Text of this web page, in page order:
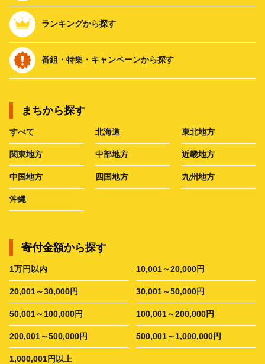
ランキングから探す
番組・特集・キャンペーンから探す
まちから探す
すべて 北海道 東北地方
関東地方 中部地方 近畿地方
中国地方 四国地方 九州地方
沖縄
寄付金額から探す
1万円以内 10,001～20,000円
20,001～30,000円 30,001～50,000円
50,001～100,000円 100,001～200,000円
200,001～500,000円 500,001～1,000,000円
1,000,001円以上